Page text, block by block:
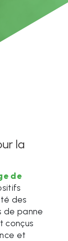
la
de
des
de panne
conçus
et